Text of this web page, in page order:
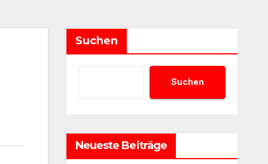
Suchen
Suchen
Neueste Beiträge